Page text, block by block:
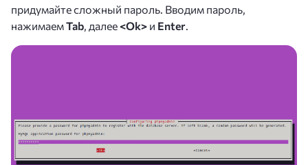
придумайте сложный пароль. Вводим пароль,
нажимаемTab, далее<Ok> и Enter.